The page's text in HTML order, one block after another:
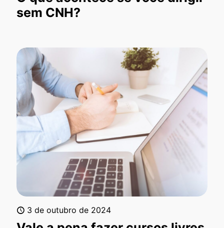
sem CNH?
3 de outubro de 2024